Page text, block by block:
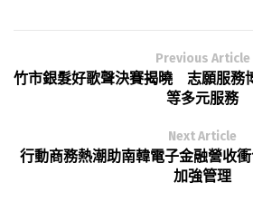
Previous Article
竹市銀髮好歌聲決賽揭曉 志願服務
等多元服務
Next Article
行動商務熱潮助南韓電子金融營收
加強管理